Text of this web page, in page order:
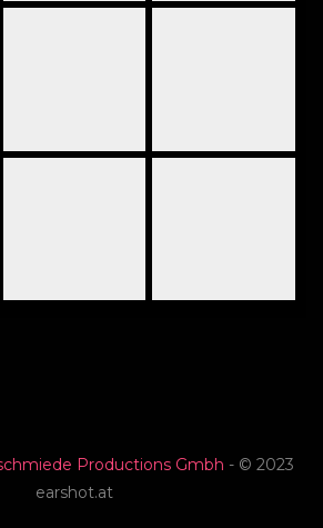
Productions Gmbh - © 2023
earshot.at